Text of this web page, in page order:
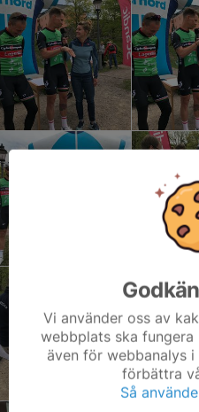
Vi använder oss av
webbplats ska
även för webbanalys
förbättra
Så